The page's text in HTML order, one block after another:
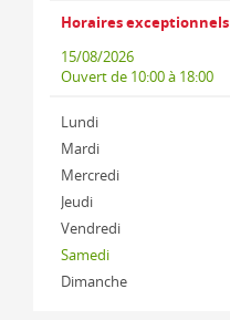
Horaires exceptionnels
15/08/2026
Ouvertde 10:00 à 18:00
Lundi
Mardi
Mercredi
Jeudi
Vendredi
Samedi
Dimanche